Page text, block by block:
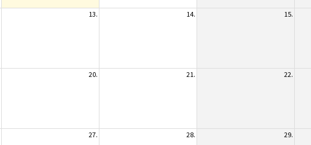
13. 14. 15.
20. 21. 22.
27. 28. 29.